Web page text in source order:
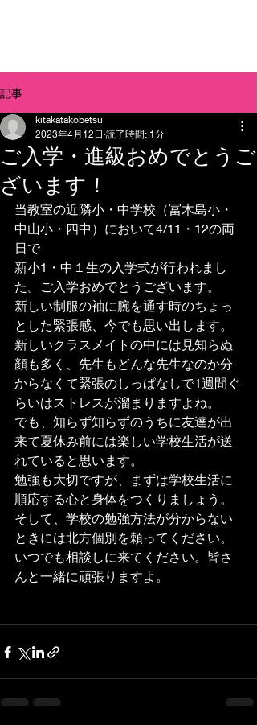
記事
ご入学・進級おめでとうご
ざいます！
kitakatakobetsu
2023年4月12日 読了時間: 1分
当教室の近隣小・中学校（冨木島小・
中山小・四中）において4/11・12の両
日で
新小1・中１生の入学式が行われまし
た。ご入学おめでとうございます。
新しい制服の袖に腕を通す時のちょっ
とした緊張感、今でも思い出します。
新しいクラスメイトの中には見知らぬ
顔も多く、先生もどんな先生なのか分
からなくて緊張のしっぱなしで1週間ぐ
らいはストレスが溜まりますよね。
でも、知らず知らずのうちに友達が出
来て夏休み前には楽しい学校生活が送
れていると思います。
勉強も大切ですが、まずは学校生活に
順応する心と身体をつくりましょう。
そして、学校の勉強方法が分からない
ときには北方個別を頼ってください。
いつでも相談しに来てください。皆さ
んと一緒に頑張りますよ。